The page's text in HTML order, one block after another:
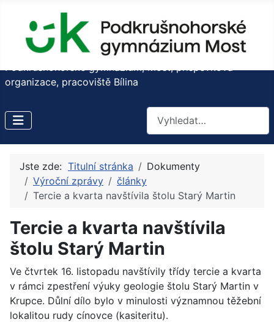
organizace, pracoviště Bílina
Hledat
Jste zde: Titulní stránka
Dokumenty
Výroční zprávy
články
Tercie a kvarta navštívila štolu Starý Martin
Tercie a kvarta navštívila
štolu Starý Martin
Ve čtvrtek 16. listopadu navštívily třídy tercie a kvarta
v rámci zpestření výuky geologie štolu Starý Martin v
Krupce. Důlní dílo bylo v minulosti významnou těžební
lokalitou rudy cínovce (kasiteritu).